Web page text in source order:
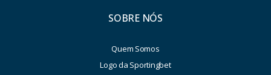
SOBRE NÓS
Quem Somos
Logo da Sportingbet